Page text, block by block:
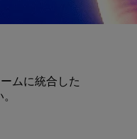
ムに統合した